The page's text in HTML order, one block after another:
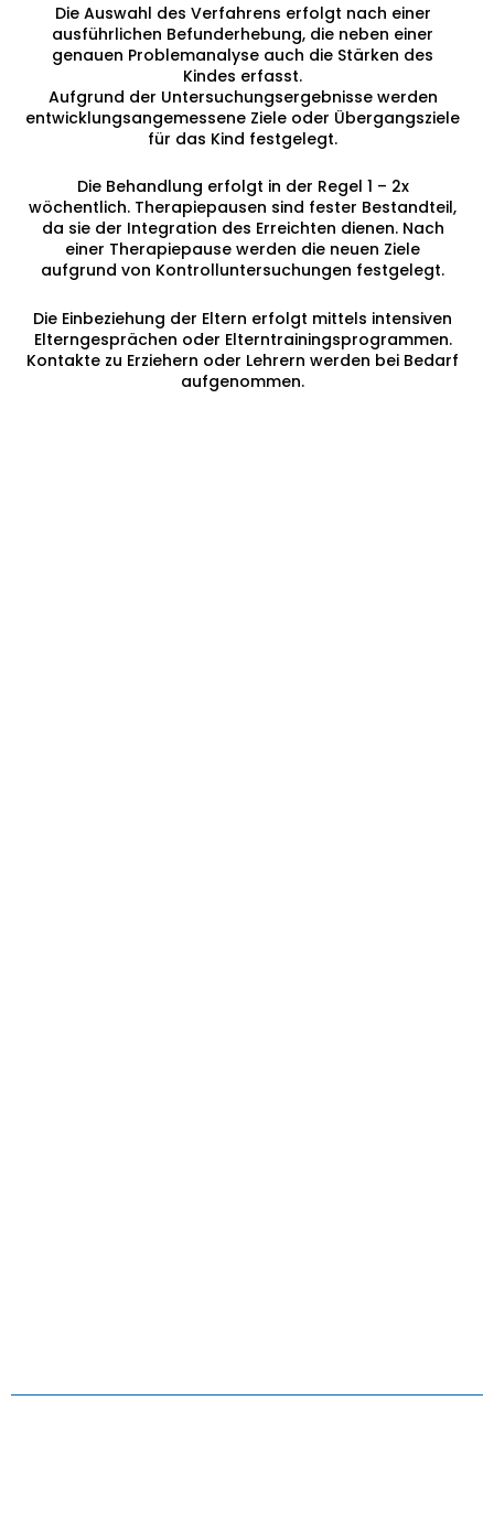
Die Auswahl des Verfahrens erfolgt nach einer
ausführlichen Befunderhebung, die neben einer
genauen Problemanalyse auch die Stärken des
Kindes erfasst.
Aufgrund der Untersuchungsergebnisse werden
entwicklungsangemessene Ziele oder Übergangsziele
für das Kind festgelegt.
Die Behandlung erfolgt in der Regel 1 – 2x
wöchentlich. Therapiepausen sind fester Bestandteil,
da sie der Integration des Erreichten dienen. Nach
einer Therapiepause werden die neuen Ziele
aufgrund von Kontrolluntersuchungen festgelegt.
Die Einbeziehung der Eltern erfolgt mittels intensiven
Elterngesprächen oder Elterntrainingsprogrammen.
Kontakte zu Erziehern oder Lehrern werden bei Bedarf
aufgenommen.